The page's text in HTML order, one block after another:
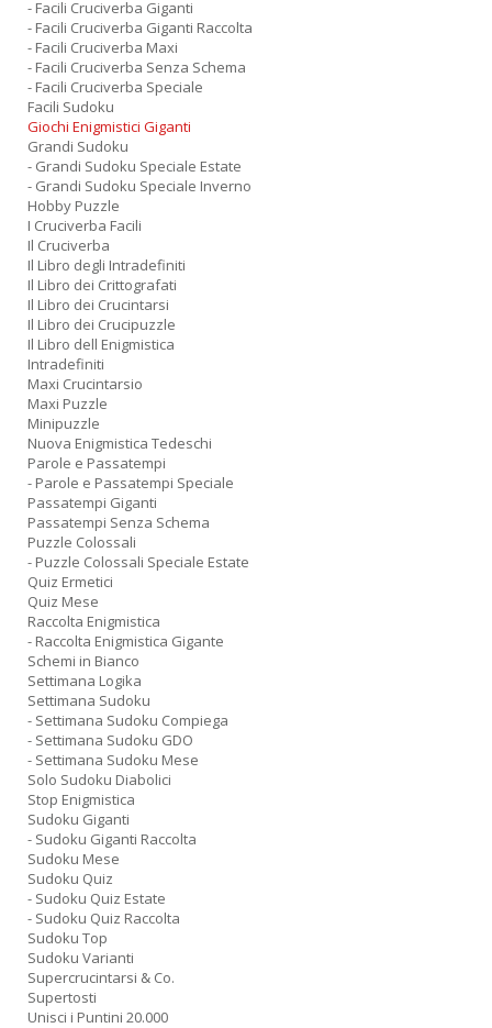
- Facili Cruciverba Giganti
- Facili Cruciverba Giganti Raccolta
- Facili Cruciverba Maxi
- Facili Cruciverba Senza Schema
- Facili Cruciverba Speciale
Facili Sudoku
Giochi Enigmistici Giganti
Grandi Sudoku
- Grandi Sudoku Speciale Estate
- Grandi Sudoku Speciale Inverno
Hobby Puzzle
I Cruciverba Facili
Il Cruciverba
Il Libro degli Intradefiniti
Il Libro dei Crittografati
Il Libro dei Crucintarsi
Il Libro dei Crucipuzzle
Il Libro dell Enigmistica
Intradefiniti
Maxi Crucintarsio
Maxi Puzzle
Minipuzzle
Nuova Enigmistica Tedeschi
Parole e Passatempi
- Parole e Passatempi Speciale
Passatempi Giganti
Passatempi Senza Schema
Puzzle Colossali
- Puzzle Colossali Speciale Estate
Quiz Ermetici
Quiz Mese
Raccolta Enigmistica
- Raccolta Enigmistica Gigante
Schemi in Bianco
Settimana Logika
Settimana Sudoku
- Settimana Sudoku Compiega
- Settimana Sudoku GDO
- Settimana Sudoku Mese
Solo Sudoku Diabolici
Stop Enigmistica
Sudoku Giganti
- Sudoku Giganti Raccolta
Sudoku Mese
Sudoku Quiz
- Sudoku Quiz Estate
- Sudoku Quiz Raccolta
Sudoku Top
Sudoku Varianti
Supercrucintarsi & Co.
Supertosti
Unisci i Puntini 20.000